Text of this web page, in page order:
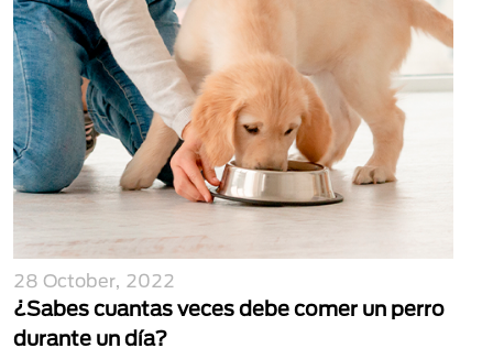
28 October, 2022
¿Sabes cuantas veces debe comer un perro
durante un día?